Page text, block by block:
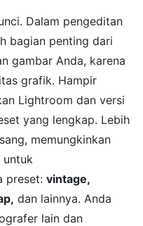
Dalam pengeditan
bagian penting dari
gambar Anda, karena
grafik. Hampir
Lightroom dan versi
yang lengkap. Lebih
memungkinkan
untuk
preset: vintage,
dan lainnya. Anda
lain dan